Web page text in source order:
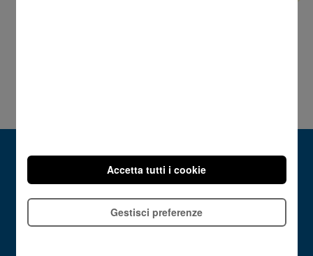
Accetta tutti i cookie
Gestisci preferenze